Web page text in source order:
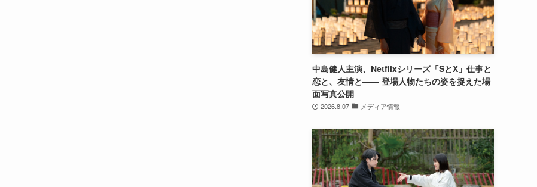
中島健人主演、Netflixシリーズ「SとX」仕事と
恋と、友情と―― 登場人物たちの姿を捉えた場
面写真公開
2026.8.07 メディア情報